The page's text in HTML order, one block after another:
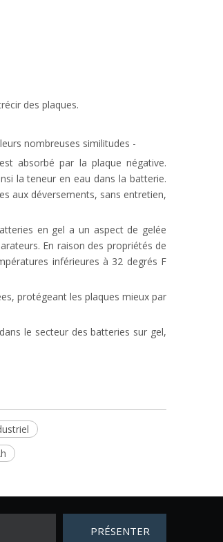
des plaques.
nombreuses similitudes -
absorbé par la plaque négative.
la teneur en eau dans la batterie.
aux déversements, sans entretien,
en gel a un aspect de gelée
En raison des propriétés de
inférieures à 32 degrés F
protégeant les plaques mieux par
le secteur des batteries sur gel,
PRÉSENTER